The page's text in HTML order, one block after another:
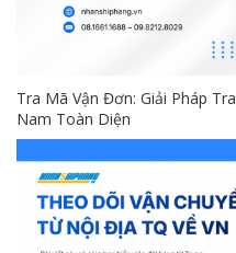
Tra Mã Vận Đơn: Giải Pháp
Nam Toàn Diện